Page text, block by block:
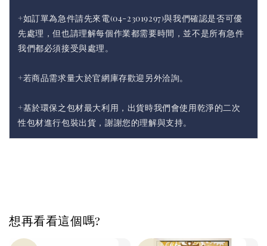
+如訂單為急件請先來電(04-23019297)與我們確認是否可優
先處理，但也請理解每個作業都需要時間，並不是所有急件
我們都必須接受與處理。
+若商品需求量大於官網庫存歡迎另外洽詢。
+基於環保之包材最大利用，出貨時我們會使用乾淨的二次
性包材進行包裝出貨，謝謝您的理解與支持。
想再看看這個嗎?